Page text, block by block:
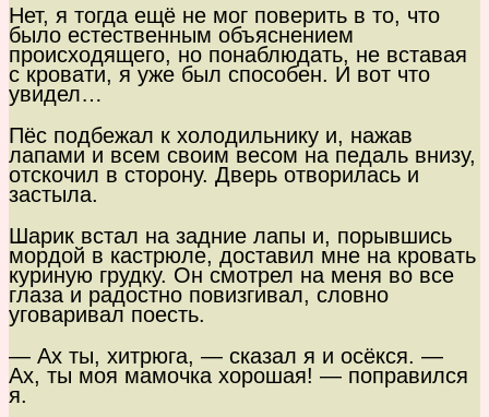
Нет, я тогда ещё не мог поверить в то, что
было естественным объяснением
происходящего, но понаблюдать, не вставая
с кровати, я уже был способен. И вот что
увидел…
Пёс подбежал к холодильнику и, нажав
лапами и всем своим весом на педаль внизу,
отскочил в сторону. Дверь отворилась и
застыла.
Шарик встал на задние лапы и, порывшись
мордой в кастрюле, доставил мне на кровать
куриную грудку. Он смотрел на меня во все
глаза и радостно повизгивал, словно
уговаривал поесть.
— Ах ты, хитрюга, — сказал я и осёкся. —
Ах, ты моя мамочка хорошая! — поправился
я.